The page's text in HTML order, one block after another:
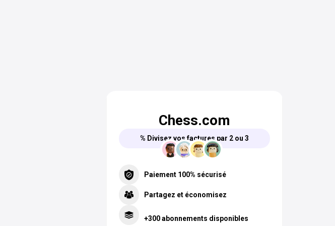
Chess.com
% Divisez vos factures par 2 ou 3
Paiement 100% sécurisé
Partagez et économisez
+300 abonnements disponibles